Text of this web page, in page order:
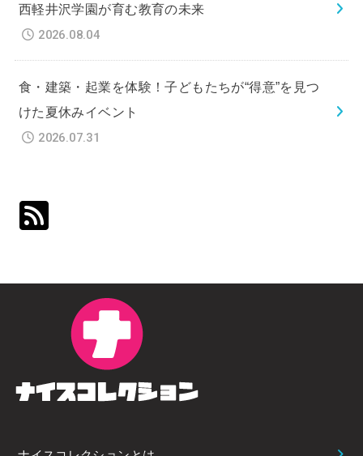
西軽井沢学園が育む教育の未来
2026.08.04
食・建築・起業を体験！子どもたちが“得意”を見つ
けた夏休みイベント
2026.07.31